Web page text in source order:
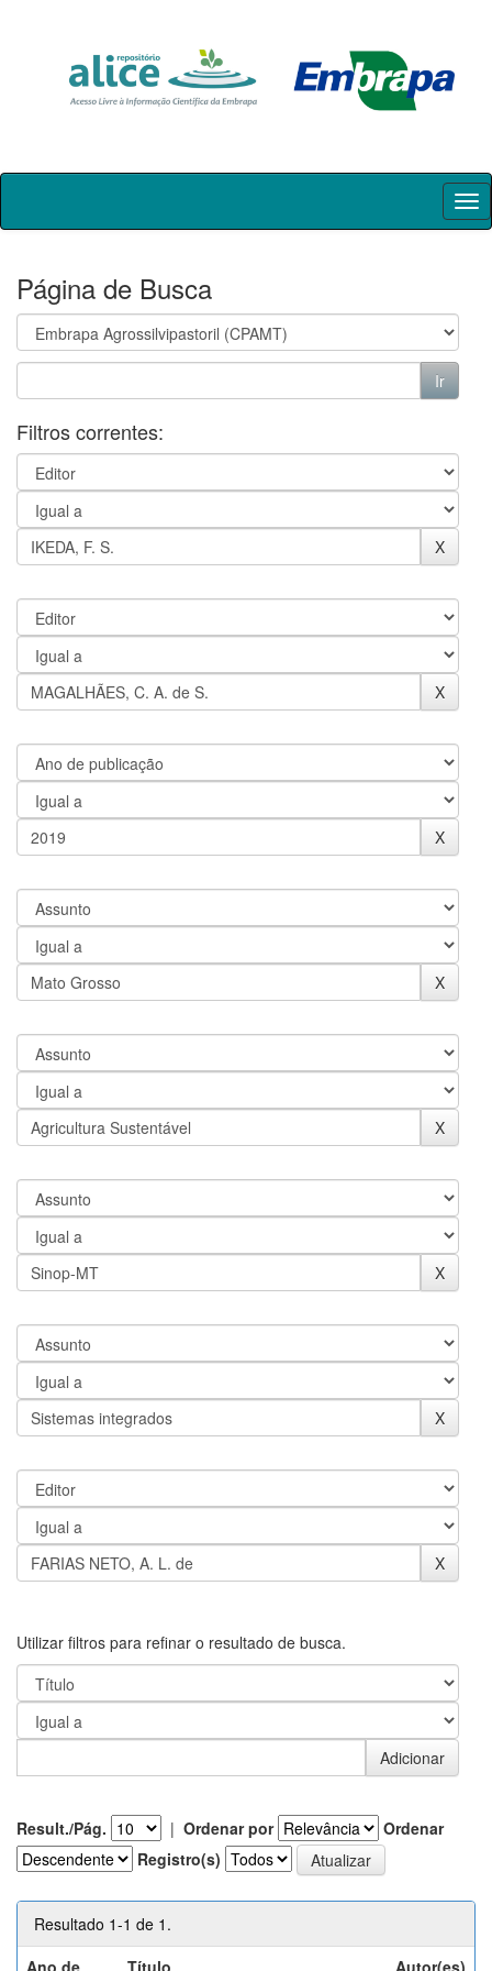
Skip
Página de Busca
Filtros correntes:
Utilizar filtros para refinar o resultado de busca.
Result./Pág. | Ordenar por
Ordenar
Registro(s)
Resultado 1-1 de 1.
Ano de
Título Autor(es)